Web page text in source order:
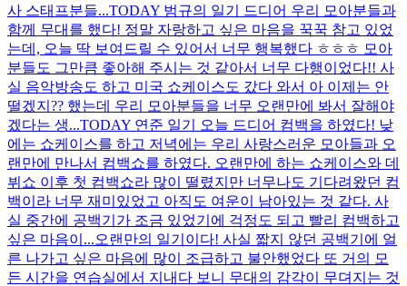
사 스태프분들...TODAY 범규의 일기 드디어 우리 모아분들과
함께 무대를 했다! 정말 자랑하고 싶은 마음을 꾹꾹 참고 있었
는데, 오늘 딱 보여드릴 수 있어서 너무 행복했다 ㅎㅎㅎ 모아
분들도 그만큼 좋아해 주시는 것 같아서 너무 다행이었다!! 사
실 음악방송도 하고 미국 쇼케이스도 갔다 와서 아 이제는 안
떨겠지?? 했는데 우리 모아분들을 너무 오랜만에 봐서 잘해야
겠다는 생...TODAY 연준 일기 오늘 드디어 컴백을 하였다! 낮
에는 쇼케이스를 하고 저녁에는 우리 사랑스러운 모아들과 오
랜만에 만나서 컴백쇼를 하였다. 오랜만에 하는 쇼케이스와 데
뷔쇼 이후 첫 컴백쇼라 많이 떨렸지만 너무나도 기다려왔던 컴
백이라 너무 재미있었고 아직도 여운이 남아있는 것 같다. 사
실 중간에 공백기가 조금 있었기에 걱정도 되고 빨리 컴백하고
싶은 마음이...오랜만의 일기이다! 사실 짧지 않던 공백기에 얼
른 나가고 싶은 마음에 많이 조급하고 불안했었다 또 거의 모
든 시간을 연습실에서 지내다 보니 무대의 감각이 무뎌지는 것